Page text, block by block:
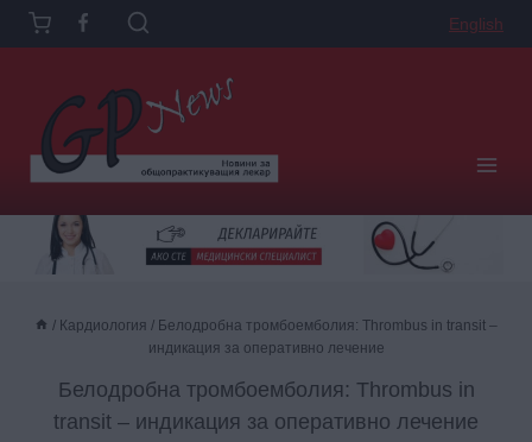
Към
съдържанието
English
/ Кардиология / Белодробна тромбоемболия: Thrombus in transit –
индикация за оперативно лечение
Белодробна тромбоемболия: Thrombus in
transit – индикация за оперативно лечение